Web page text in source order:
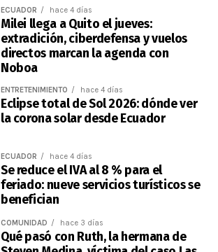
ECUADOR hace 4 días
Milei llega a Quito el jueves:
extradición, ciberdefensa y vuelos
directos marcan la agenda con
Noboa
ENTRETENIMIENTO hace 4 días
Eclipse total de Sol 2026: dónde ver
la corona solar desde Ecuador
ECUADOR hace 4 días
Se reduce el IVA al 8 % para el
feriado: nueve servicios turísticos se
benefician
COMUNIDAD hace 3 días
Qué pasó con Ruth, la hermana de